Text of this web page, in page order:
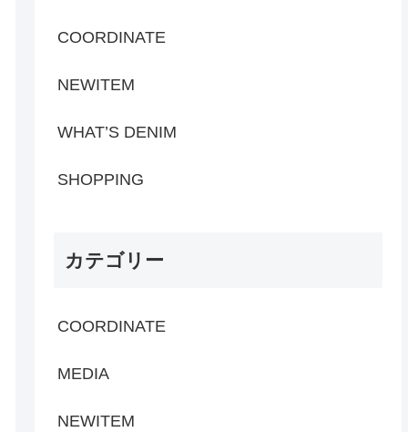
COORDINATE
NEWITEM
WHAT’S DENIM
SHOPPING
カテゴリー
COORDINATE
MEDIA
NEWITEM